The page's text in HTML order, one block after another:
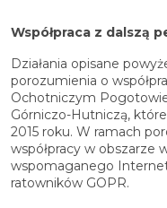
Współpraca z dalszą
Działania opisane
porozumienia o
Ochotniczym
Górniczo-Hutniczą,
2015 roku. W ramach
współpracy w obszarze
wspomaganego
ratowników GOPR.